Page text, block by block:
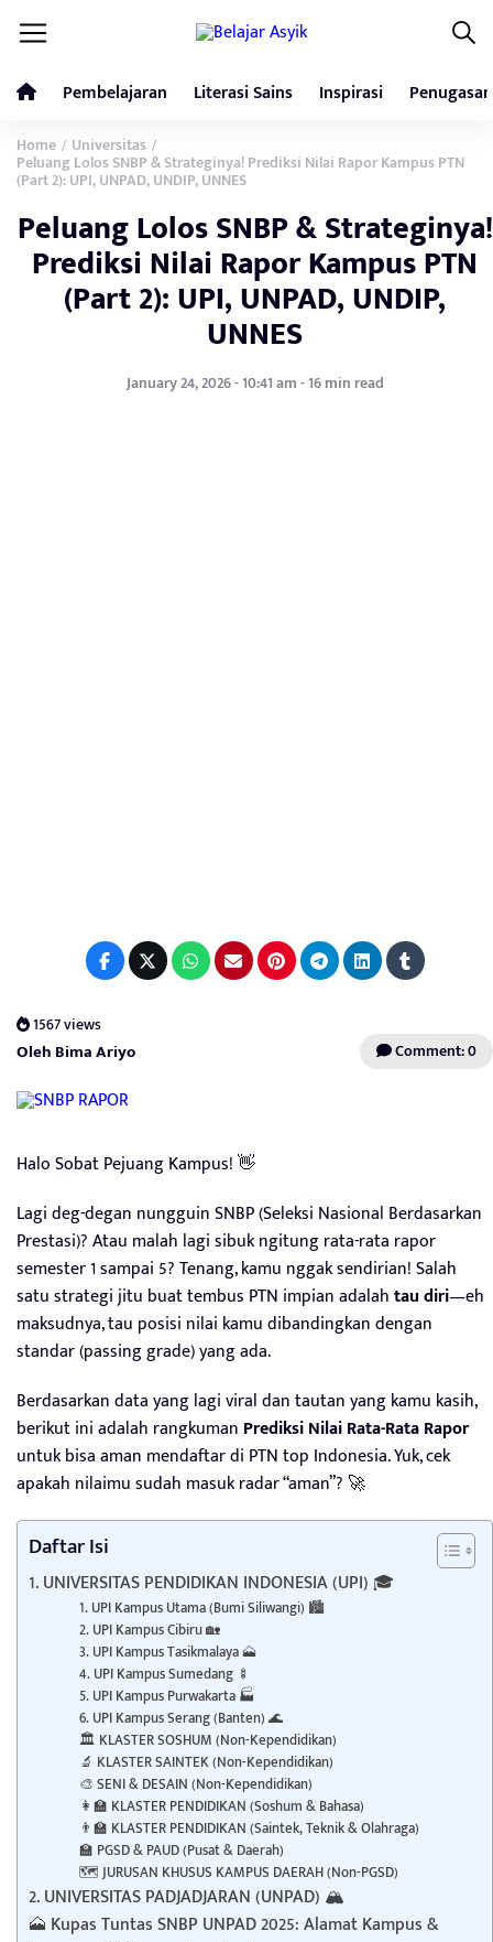
Pembelajaran Literasi Sains Inspirasi Penugasan
Home / Universitas /
Peluang Lolos SNBP & Strateginya! Prediksi Nilai Rapor Kampus PTN
(Part 2): UPI, UNPAD, UNDIP, UNNES
Peluang Lolos SNBP & Strateginya!
Prediksi Nilai Rapor Kampus PTN
(Part 2): UPI, UNPAD, UNDIP,
UNNES
January 24, 2026 - 10:41 am - 16 min read
1567 views
Oleh Bima Ariyo Comment: 0
Halo Sobat Pejuang Kampus! 👋
Lagi deg-degan nungguin SNBP (Seleksi Nasional Berdasarkan
Prestasi)? Atau malah lagi sibuk ngitung rata-rata rapor
semester 1 sampai 5? Tenang, kamu nggak sendirian! Salah
satu strategi jitu buat tembus PTN impian adalahtau diri—eh
maksudnya, tau posisi nilai kamu dibandingkan dengan
standar (passing grade) yang ada.
Berdasarkan data yang lagi viral dan tautan yang kamu kasih,
berikut ini adalah rangkuman Prediksi Nilai Rata-Rata Rapor
untuk bisa aman mendaftar di PTN top Indonesia. Yuk, cek
apakah nilaimu sudah masuk radar “aman”? 🚀
Daftar Isi
1. UNIVERSITAS PENDIDIKAN INDONESIA (UPI) 🎓
1. UPI Kampus Utama (Bumi Siliwangi) 🏙️
2. UPI Kampus Cibiru 🏡
3. UPI Kampus Tasikmalaya 🗻
4. UPI Kampus Sumedang 🍢
5. UPI Kampus Purwakarta 🏭
6. UPI Kampus Serang (Banten) 🌊
🏛️ KLASTER SOSHUM (Non-Kependidikan)
🔬 KLASTER SAINTEK (Non-Kependidikan)
🎨 SENI & DESAIN (Non-Kependidikan)
👩‍🏫 KLASTER PENDIDIKAN (Soshum & Bahasa)
👨‍🏫 KLASTER PENDIDIKAN (Saintek, Teknik & Olahraga)
🏫 PGSD & PAUD (Pusat & Daerah)
🗺️ JURUSAN KHUSUS KAMPUS DAERAH (Non-PGSD)
2. UNIVERSITAS PADJADJARAN (UNPAD) 🏔️
🗻 Kupas Tuntas SNBP UNPAD 2025: Alamat Kampus &